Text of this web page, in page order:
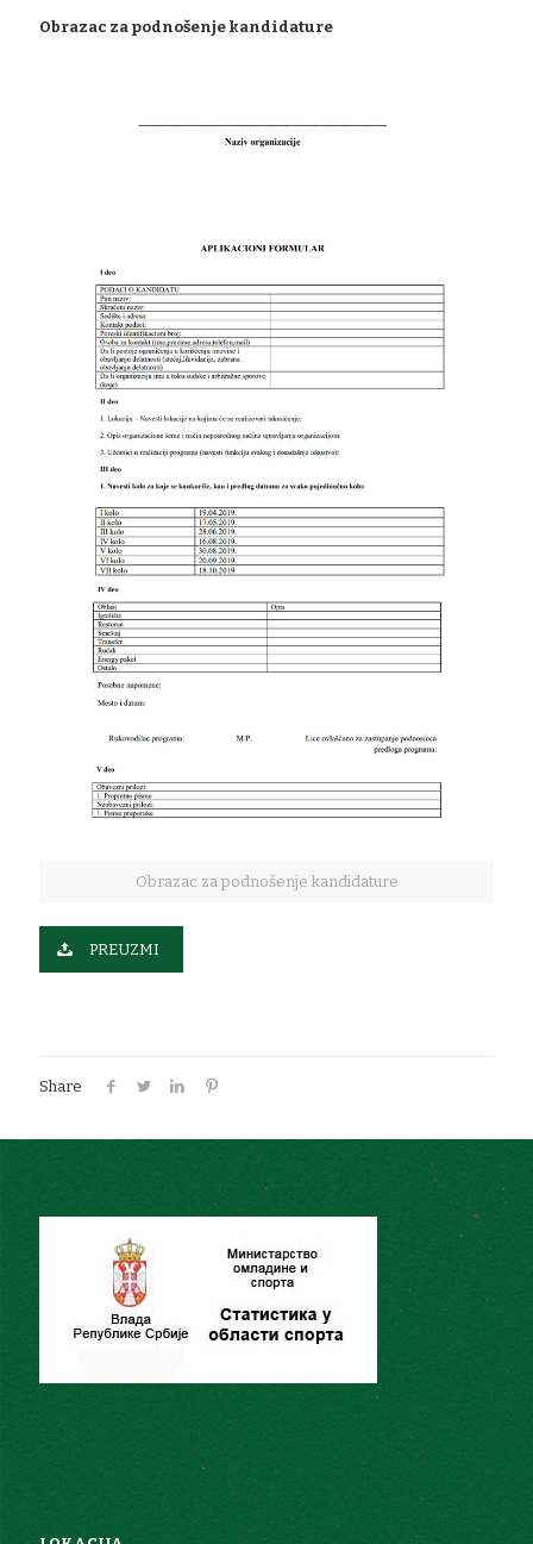
Obrazac za podnošenje kandidature
Obrazac za podnošenje kandidature
PREUZMI
Share